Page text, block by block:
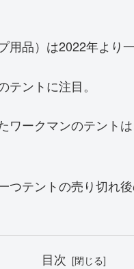
用品）は2022年より
ントに注目。
ワークマンのテント
つテントの売り切れ
目次